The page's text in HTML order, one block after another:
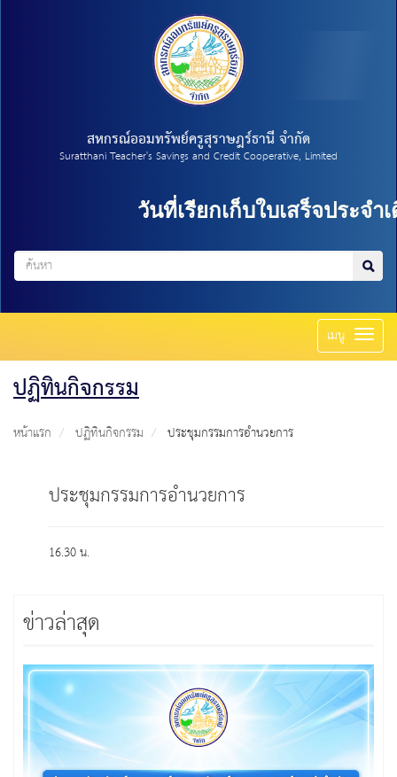
สหกรณ์ออมทรัพย์ครูสุราษฎร์ธานี จำกัด
Suratthani Teacher's Savings and Credit Cooperative, Limited
วันที่เรียกเก็บใบเสร็จประจำเดื
เมนู Toggle
ปฏิทินกิจกรรม
หน้าแรก ปฏิทินกิจกรรม ประชุมกรรมการอำนวยการ
ประชุมกรรมการอำนวยการ
16.30 น.
ข่าวล่าสุด